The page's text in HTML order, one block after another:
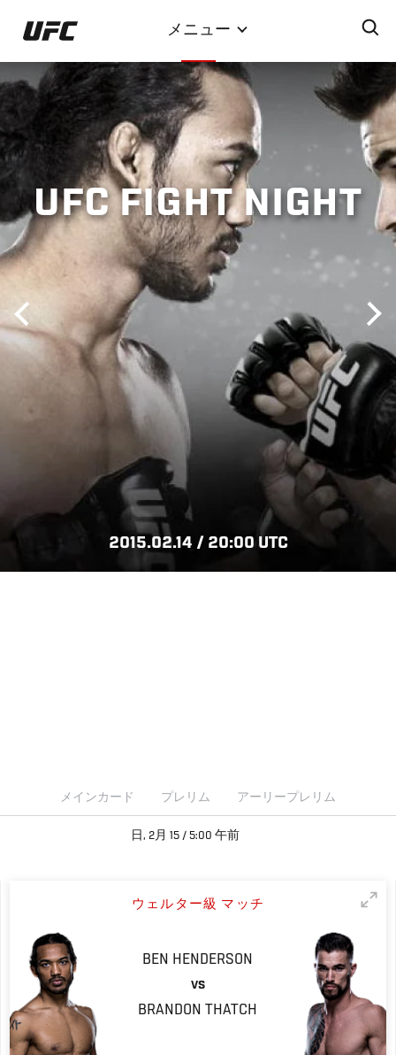
イ
ン
コ
ン
テ
ン
ツ
に
移
動
メニュー
UFC FIGHT NIGHT
2015.02.14 / 20:00 UTC
メインカード プレリム アーリープレリム
日, 2月 15 / 5:00 午前
ウェルター級 マッチ
BEN HENDERSON
VS
BRANDON THATCH